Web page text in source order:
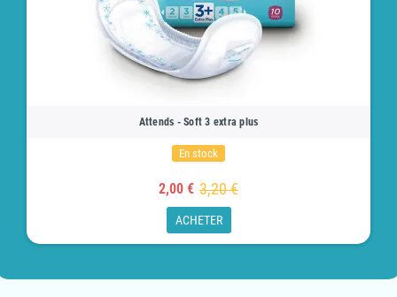
Attends - Soft 3 extra plus
En stock
2,00 € 3,20 €
ACHETER